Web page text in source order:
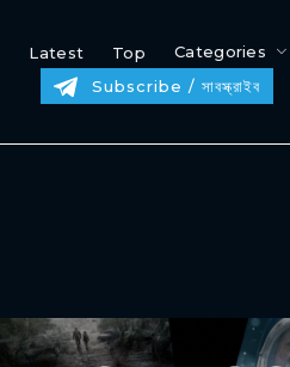
Latest Top Categories
Subscribe / সাবস্ক্রাইব